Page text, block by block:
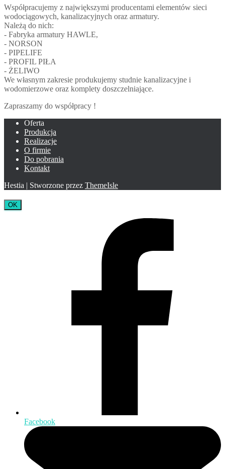
Współpracujemy z największymi producentami elementów sieci
wodociągowych, kanalizacyjnych oraz armatury.
Należą do nich:
- Fabryka armatury HAWLE,
- NORSON
- PIPELIFE
- PROFIL PIŁA
- ŻELIWO
We własnym zakresie produkujemy studnie kanalizacyjne i
wodomierzowe oraz komplety doszczelniające.
Zapraszamy do współpracy !
Oferta
Produkcja
Realizacje
O firmie
Do pobrania
Kontakt
Hestia | Stworzone przez ThemeIsle
OK
Facebook